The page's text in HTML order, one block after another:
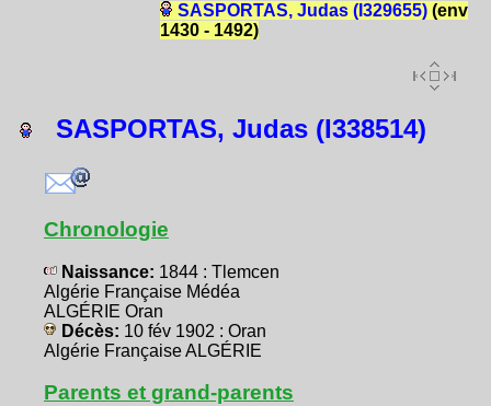
SASPORTAS, Judas (I329655)(env
1430 - 1492)
SASPORTAS, Judas (I338514)
Chronologie
Naissance: 1844 : Tlemcen
Algérie Française Médéa
ALGÉRIE Oran
Décès: 10 fév 1902 : Oran
Algérie Française ALGÉRIE
Parents et grand-parents